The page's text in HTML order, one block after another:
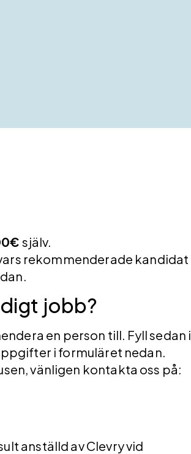
själv.
rekommenderade kandidat
jobb?
en person till. Fyll sedan i
i formuläret nedan.
vänligen kontakta oss på:
anställd av Clevry vid